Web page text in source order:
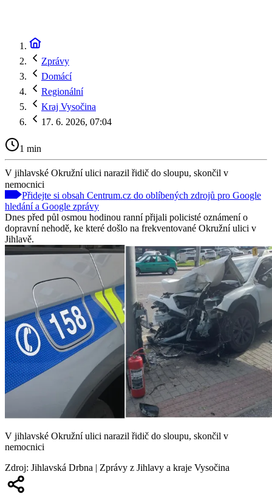
Zprávy
Domácí
Regionální
Kraj Vysočina
17. 6. 2026, 07:04
1 min
V jihlavské Okružní ulici narazil řidič do sloupu, skončil v
nemocnici
Přidejte si obsah Centrum.cz do oblíbených zdrojů pro Google
hledání a Google zprávy
Dnes před půl osmou hodinou ranní přijali policisté oznámení o
dopravní nehodě, ke které došlo na frekventované Okružní ulici v
Jihlavě.
V jihlavské Okružní ulici narazil řidič do sloupu, skončil v
nemocnici
Zdroj: Jihlavská Drbna | Zprávy z Jihlavy a kraje Vysočina